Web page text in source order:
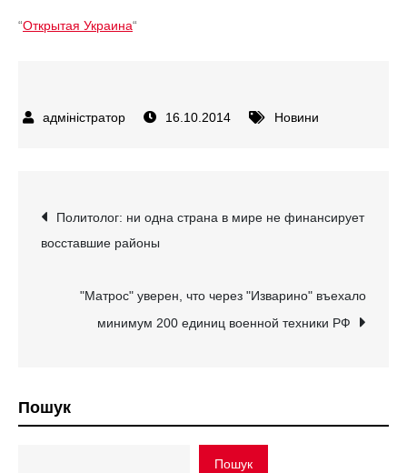
“Открытая Украина“
16.10.2014 Новини
Навігація
записів
Политолог: ни одна страна в мире не финансирует
восставшие районы
"Матрос" уверен, что через "Изварино" въехало
минимум 200 единиц военной техники РФ
Пошук
Пошук